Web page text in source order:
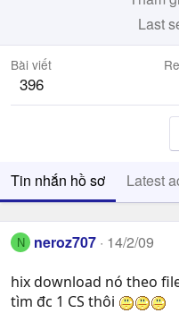
Last
Bài viết
396
Tin nhắn hồ sơ Latest
N neroz707 14/2/09
hix download nó theo
tìm đc 1 CS thôi